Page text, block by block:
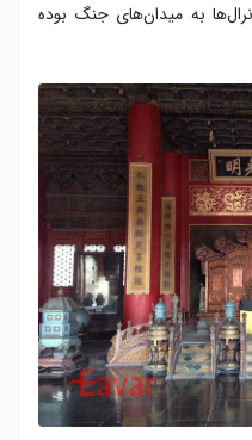
به میدان‌های جنگ بوده